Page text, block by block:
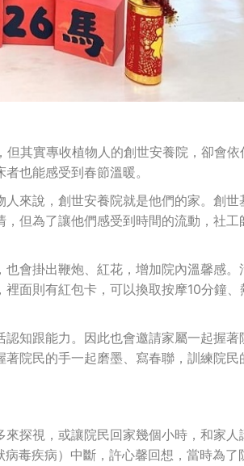
但其實專收植物人的創世安養院，卻會依
也能感受到春節溫暖。
來說，創世安養院就是他們的家。創世
但為了讓他們感受到時間的流動，社工
會掛出鞭炮、紅花，增加院內溫馨感。
面則有紅包卡，可以換取按摩10分鐘、
知跟能力。因此也會邀請家屬一起握著
院民的手一起磨墨、寫春聯，訓練院民
探視，或讓院民回家幾個小時，和家人
毒疾病）中斷，許心馨回想，當時為了